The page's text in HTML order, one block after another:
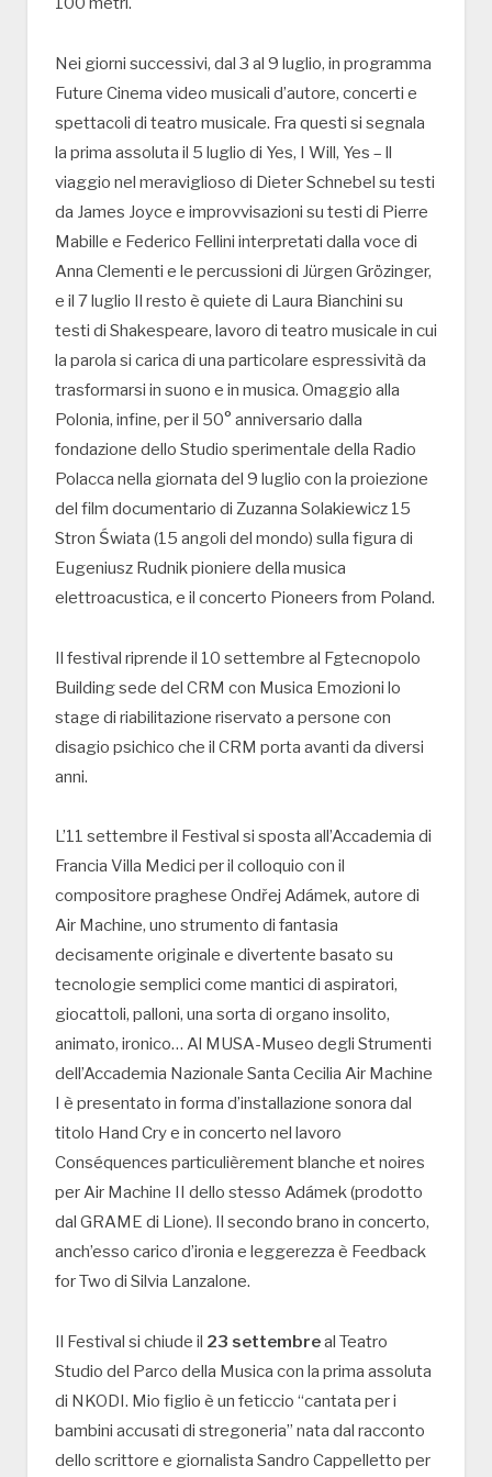
Nei giorni successivi, dal 3 al 9 luglio, in programma
Future Cinema video musicali d’autore, concerti e
spettacoli di teatro musicale. Fra questi si segnala
la prima assoluta il 5 luglio di Yes, I Will, Yes – ll
viaggio nel meraviglioso di Dieter Schnebel su testi
da James Joyce e improvvisazioni su testi di Pierre
Mabille e Federico Fellini interpretati dalla voce di
Anna Clementi e le percussioni di Jürgen Grözinger,
e il 7 luglio Il resto è quiete di Laura Bianchini su
testi di Shakespeare, lavoro di teatro musicale in cui
la parola si carica di una particolare espressività da
trasformarsi in suono e in musica. Omaggio alla
Polonia, infine, per il 50° anniversario dalla
fondazione dello Studio sperimentale della Radio
Polacca nella giornata del 9 luglio con la proiezione
del film documentario di Zuzanna Solakiewicz 15
Stron Świata (15 angoli del mondo) sulla figura di
Eugeniusz Rudnik pioniere della musica
elettroacustica, e il concerto Pioneers from Poland.
Il festival riprende il 10 settembre al Fgtecnopolo
Building sede del CRM con Musica Emozioni lo
stage di riabilitazione riservato a persone con
disagio psichico che il CRM porta avanti da diversi
anni.
L’11 settembre il Festival si sposta all’Accademia di
Francia Villa Medici per il colloquio con il
compositore praghese Ondřej Adámek, autore di
Air Machine, uno strumento di fantasia
decisamente originale e divertente basato su
tecnologie semplici come mantici di aspiratori,
giocattoli, palloni, una sorta di organo insolito,
animato, ironico… Al MUSA-Museo degli Strumenti
dell’Accademia Nazionale Santa Cecilia Air Machine
I è presentato in forma d’installazione sonora dal
titolo Hand Cry e in concerto nel lavoro
Conséquences particulièrement blanche et noires
per Air Machine II dello stesso Adámek (prodotto
dal GRAME di Lione). Il secondo brano in concerto,
anch’esso carico d’ironia e leggerezza è Feedback
for Two di Silvia Lanzalone.
Il Festival si chiude il 23 settembreal Teatro
Studio del Parco della Musica con la prima assoluta
di NKODI. Mio figlio è un feticcio “cantata per i
bambini accusati di stregoneria” nata dal racconto
dello scrittore e giornalista Sandro Cappelletto per